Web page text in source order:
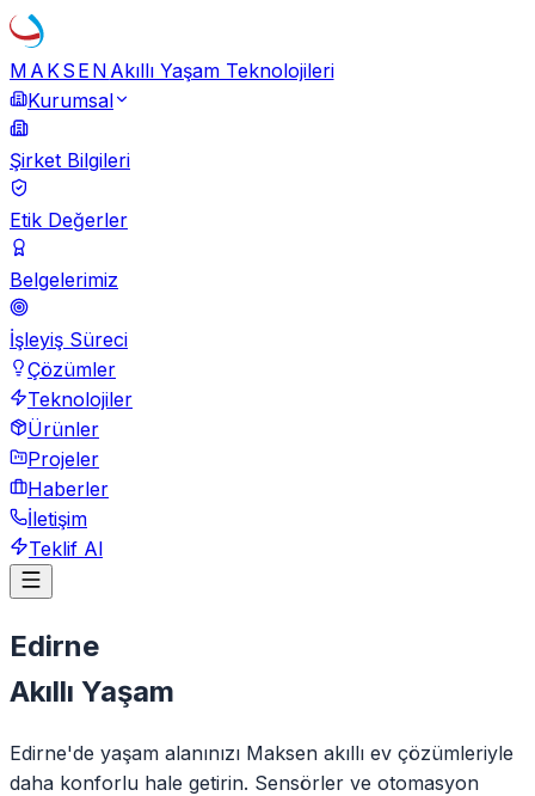
MAKSEN Akıllı Yaşam Teknolojileri
Kurumsal
Şirket Bilgileri
Etik Değerler
Belgelerimiz
İşleyiş Süreci
Çözümler
Teknolojiler
Ürünler
Projeler
Haberler
İletişim
Teklif Al
Edirne
Akıllı Yaşam
Edirne'de yaşam alanınızı Maksen akıllı ev çözümleriyle
daha konforlu hale getirin. Sensörler ve otomasyon